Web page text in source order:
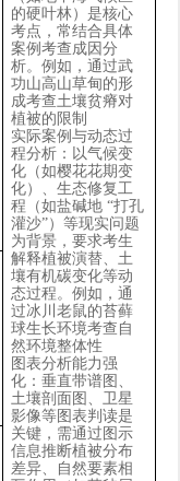
的硬叶林）是核心
考点，常结合具体
案例考查成因分
析。例如，通过武
功山高山草甸的形
成考查土壤贫瘠对
植被的限制
实际案例与动态过
程分析：以气候变
化（如樱花花期变
化）、生态修复工
程（如盐碱地 “打孔
灌沙”）等现实问题
为背景，要求考生
解释植被演替、土
壤有机碳变化等动
态过程。例如，通
过冰川老鼠的苔藓
球生长环境考查自
然环境整体性
图表分析能力强
化：垂直带谱图、
土壤剖面图、卫星
影像等图表判读是
关键，需通过图示
信息推断植被分布
差异、自然要素相